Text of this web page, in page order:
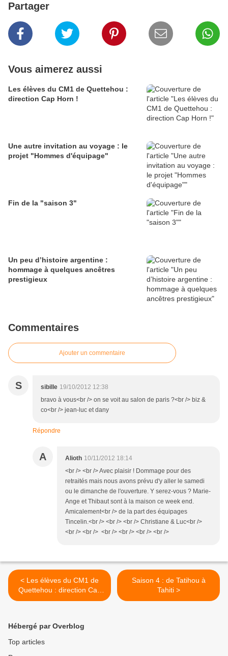
Partager
Vous aimerez aussi
Les élèves du CM1 de Quettehou :
direction Cap Horn !
Une autre invitation au voyage : le
projet "Hommes d'équipage"
Fin de la "saison 3"
Un peu d’histoire argentine :
hommage à quelques ancêtres
prestigieux
Commentaires
Ajouter un commentaire
S sibille 19/10/2012 12:38
bravo à vous<br /> on se voit au salon de paris ?<br /> biz &
co<br /> jean-luc et dany
Répondre
A Alioth 10/11/2012 18:14
<br /> <br /> Avec plaisir ! Dommage pour des
retraités mais nous avons prévu d'y aller le samedi
ou le dimanche de l'ouverture. Y serez-vous ? Marie-
Ange et Thibaut sont à la maison ce week end.
Amicalement<br /> de la part des équipages
Tincelin.<br /> <br /> <br /> Christiane & Luc<br />
<br /> <br /> <br /> <br /> <br /> <br />
< Les élèves du CM1 de
Quettehou : direction Cap
Horn !
Saison 4 : de Tatihou à
Tahiti >
Hébergé par Overblog
Top articles